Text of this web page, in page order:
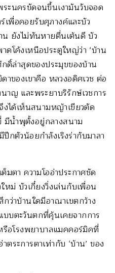
ะนครขัดจนขึ้นเงามันวับจอด
เพื่อคอยรับศุภางค์และบัว
น ยังไม่ทันหายตื่นเต้นดี บัว
โค้งเหนือประตูใหญ่ว่า ‘บ้าน
ดิ์ล่าสุดของประมุขของบ้าน
าของเขาคือ หลวงอดิศเวช ต่อ
าญ และพระยาบริรักษ์เวชการ
งได้เห็นสนามหญ้าเขียวตัด
มีน้ำพุตั้งอยู่กลางสนาม
กตัวน้อยกำลังเริงร่ากับมาลา
มตา ความโออ่าประกาศชัด
หม่ บัวเกี๋ยงวิ่งเล่นกับเพื่อน
ว่าบ้านใดมีอาณาเขตกว้าง
บตะวันตกที่คุ้นเคยจากการ
รือโรงพยาบาลแมคคอร์มิคที่
ระการตาเท่ากับ ‘บ้าน’ ของ